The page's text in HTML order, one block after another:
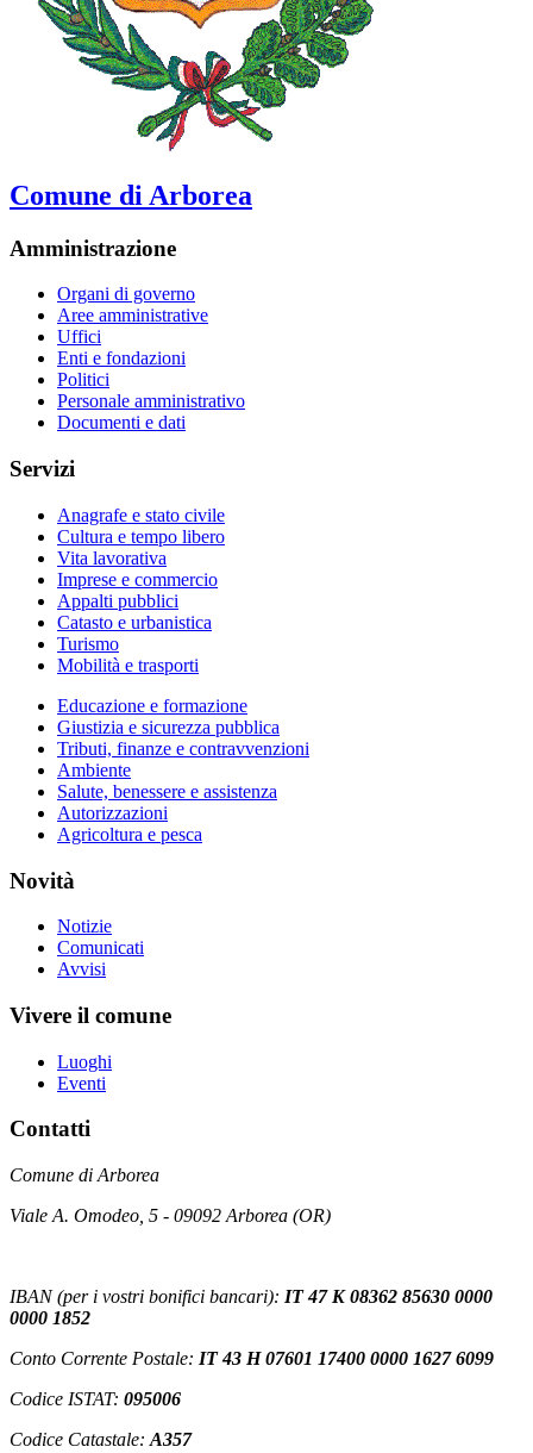
Comune di Arborea
Amministrazione
Organi di governo
Aree amministrative
Uffici
Enti e fondazioni
Politici
Personale amministrativo
Documenti e dati
Servizi
Anagrafe e stato civile
Cultura e tempo libero
Vita lavorativa
Imprese e commercio
Appalti pubblici
Catasto e urbanistica
Turismo
Mobilità e trasporti
Educazione e formazione
Giustizia e sicurezza pubblica
Tributi, finanze e contravvenzioni
Ambiente
Salute, benessere e assistenza
Autorizzazioni
Agricoltura e pesca
Novità
Notizie
Comunicati
Avvisi
Vivere il comune
Luoghi
Eventi
Contatti
Comune di Arborea
Viale A. Omodeo, 5 - 09092 Arborea (OR)
IBAN (per i vostri bonifici bancari): IT 47 K 08362 85630 0000
0000 1852
Conto Corrente Postale: IT 43 H 07601 17400 0000 1627 6099
Codice ISTAT: 095006
Codice Catastale: A357